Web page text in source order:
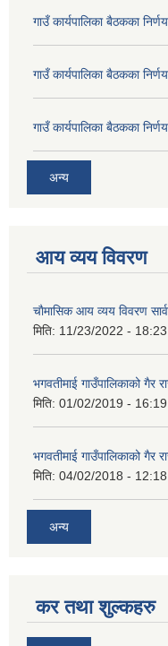
गाउँ कार्यपालिका बैठकका
गाउँ कार्यपालिका बैठकका
गाउँ कार्यपालिका बैठकका
अन्य
आय व्यय विवरण
चाैमासिक आय व्यय विवरण
मिति: 11/23/2022 - 18:23
भगवतीमाई गाउँपालिकाको
मिति: 01/02/2019 - 16:19
भगवतीमाई गाउँपालिकाको गैर
मिति: 04/02/2018 - 12:18
अन्य
कर तथा शुल्कहरु